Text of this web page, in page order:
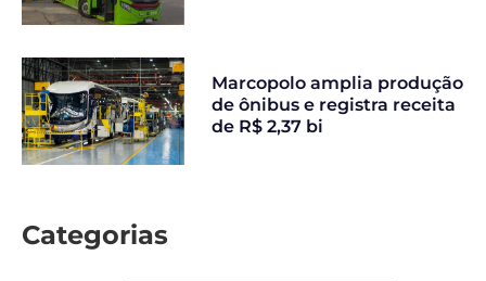
Marcopolo amplia produção
de ônibus e registra receita
de R$ 2,37 bi
Categorias